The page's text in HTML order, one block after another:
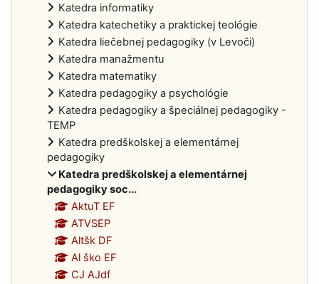
Katedra informatiky
Katedra katechetiky a praktickej teológie
Katedra liečebnej pedagogiky (v Levoči)
Katedra manažmentu
Katedra matematiky
Katedra pedagogiky a psychológie
Katedra pedagogiky a špeciálnej pedagogiky -
TEMP
Katedra predškolskej a elementárnej
pedagogiky
Katedra predškolskej a elementárnej
pedagogiky soc...
AktuT EF
ATVSEP
Altšk DF
Al ško EF
CJ AJdf